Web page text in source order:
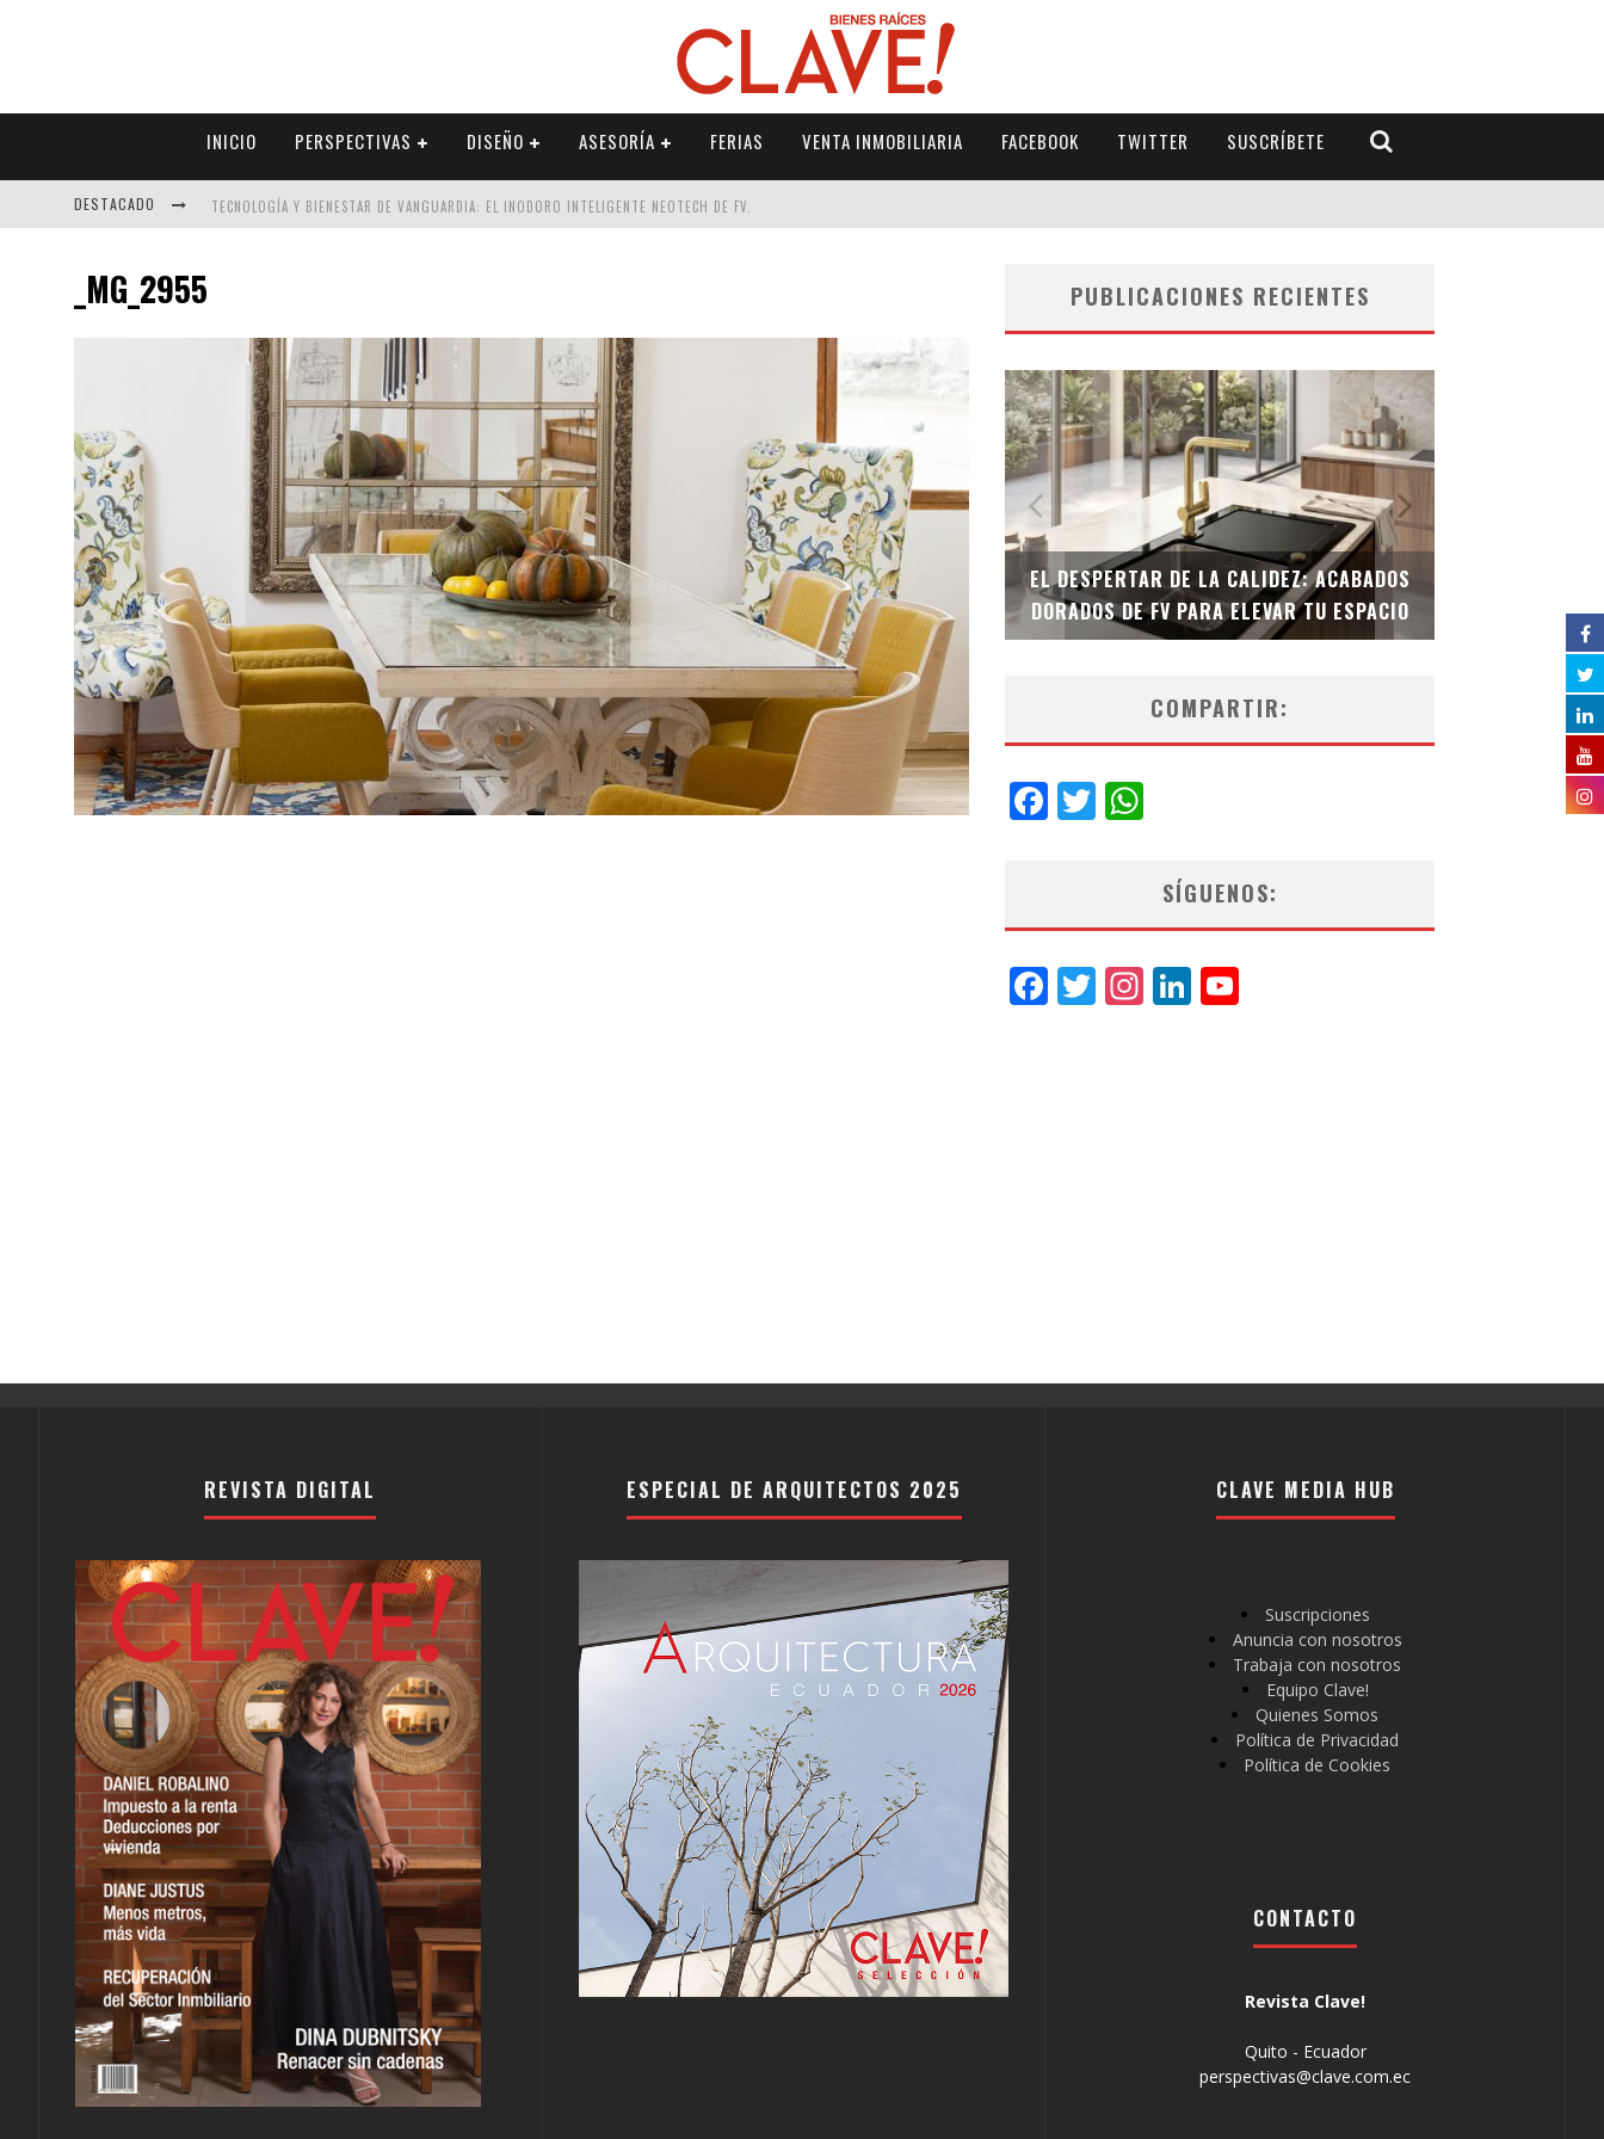
INICIO PERSPECTIVAS DISEÑO ASESORÍA FERIAS VENTA INMOBILIARIA FACEBOOK TWITTER SUSCRÍBETE
DESTACADO TECNOLOGÍA Y BIENESTAR DE VANGUARDIA: EL INODORO INTELIGENTE NEOTECH DE FV.
EL DESPERTAR DE LA CALIDEZ: ACABADOS DORADOS DE FV PARA ELEVAR TU ESPACIO
_MG_2955 PUBLICACIONES RECIENTES
SAINT-GOBAIN IMPTEK – XI CONVENCIÓN
INTERNACIONAL
EL DESPERTAR DE LA CALIDEZ: ACABADOS
DORADOS DE FV PARA ELEVAR TU ESPACIO
EL INODORO
COMPARTIR:
Facebook
Twitter
SÍGUENOS:
Facebook
Twitter
Instagram
LinkedIn
REVISTA DIGITAL ESPECIAL DE ARQUITECTOS 2025 CLAVE MEDIA HUB
Suscripciones
Anuncia con nosotros
Trabaja con nosotros
Equipo Clave!
Quienes Somos
Política de Privacidad
Política de Cookies
CONTACTO
Revista Clave!
Quito - Ecuador
perspectivas@clave.com.ec